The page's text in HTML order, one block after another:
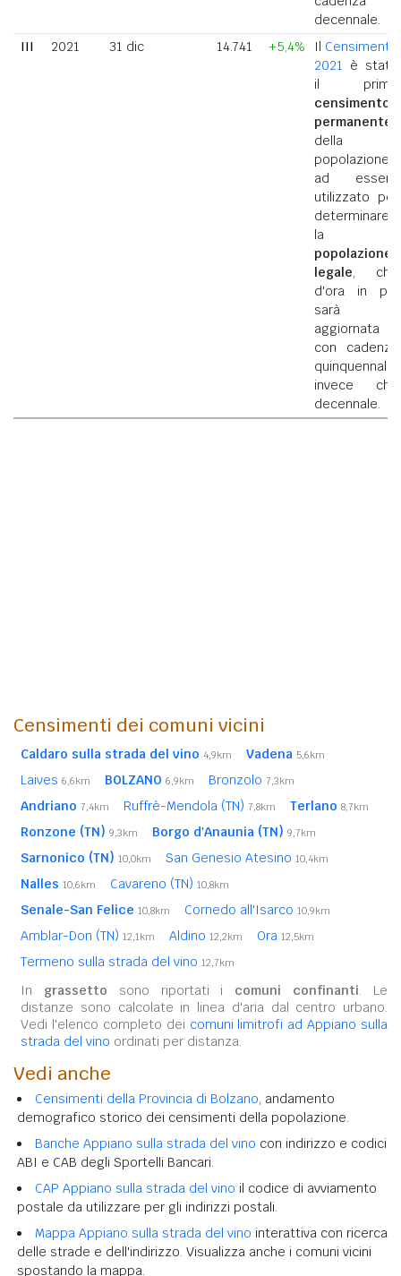
decennale.
III
2021 31 dic 14.741 +5,4% Il Censimento
2021 è stato
il primo
censimento
permanente
della
popolazione
ad essere
utilizzato per
determinare
la
popolazione
legale, che
d'ora in poi
sarà
aggiornata
con cadenza
quinquennale
invece che
decennale.
Censimenti dei comuni vicini
Caldaro sulla strada del vino 4,9km Vadena 5,6km
Laives 6,6km BOLZANO 6,9km Bronzolo 7,3km
Andriano 7,4km Ruffrè-Mendola (TN) 7,8km Terlano 8,7km
Ronzone (TN) 9,3km Borgo d'Anaunia (TN) 9,7km
Sarnonico (TN) 10,0km San Genesio Atesino 10,4km
Nalles 10,6km Cavareno (TN) 10,8km
Senale-San Felice 10,8km Cornedo all'Isarco 10,9km
Amblar-Don (TN) 12,1km Aldino 12,2km Ora 12,5km
Termeno sulla strada del vino 12,7km
In grassetto sono riportati i comuni confinanti. Le
distanze sono calcolate in linea d'aria dal centro urbano.
Vedi l'elenco completo dei comuni limitrofi ad Appiano sulla
strada del vino ordinati per distanza.
Vedi anche
Censimenti della Provincia di Bolzano, andamento
demografico storico dei censimenti della popolazione.
Banche Appiano sulla strada del vino con indirizzo e codici
ABI e CAB degli Sportelli Bancari.
CAP Appiano sulla strada del vino il codice di avviamento
postale da utilizzare per gli indirizzi postali.
Mappa Appiano sulla strada del vino interattiva con ricerca
delle strade e dell'indirizzo. Visualizza anche i comuni vicini
spostando la mappa.